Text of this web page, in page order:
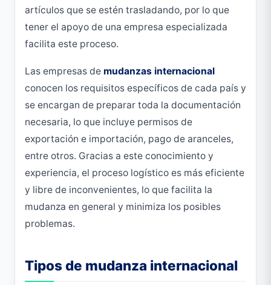
artículos que se estén trasladando, por lo que
tener el apoyo de una empresa especializada
facilita este proceso.
Las empresas de mudanzas internacional
conocen los requisitos específicos de cada país y
se encargan de preparar toda la documentación
necesaria, lo que incluye permisos de
exportación e importación, pago de aranceles,
entre otros. Gracias a este conocimiento y
experiencia, el proceso logístico es más eficiente
y libre de inconvenientes, lo que facilita la
mudanza en general y minimiza los posibles
problemas.
Tipos de mudanza internacional